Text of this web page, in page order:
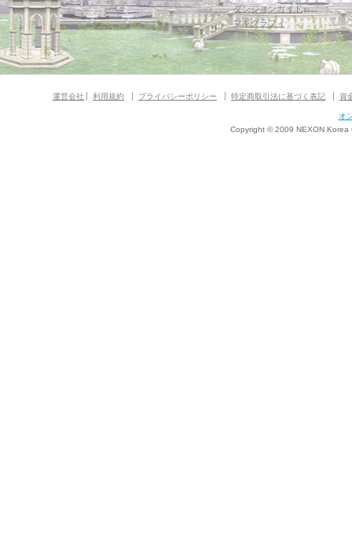
ダンジョンガイド
マギグラフィ
運営会社 利用規約 プライバシーポリシー 特定商取引法に基づく表記 資
オ
Copyright © 2009 NEXON Korea